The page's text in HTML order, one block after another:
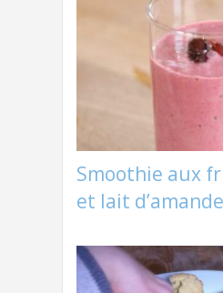
Smoothie aux
et lait d’amande